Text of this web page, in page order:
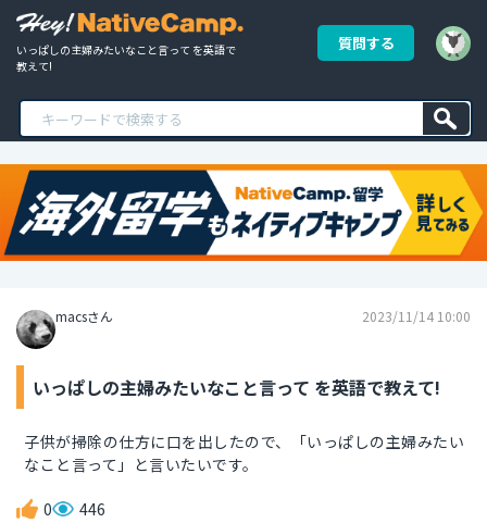
いっぱしの主婦みたいなこと言って を英語で
教えて!
質問する
macsさん 2023/11/14 10:00
いっぱしの主婦みたいなこと言って を英語で教えて!
子供が掃除の仕方に口を出したので、「いっぱしの主婦みたい
なこと言って」と言いたいです。
0 446